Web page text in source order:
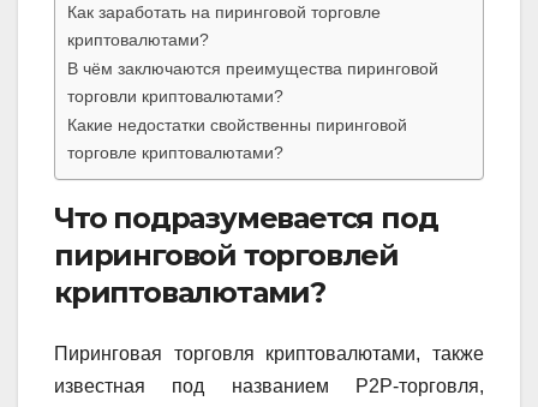
Как заработать на пиринговой торговле
криптовалютами?
В чём заключаются преимущества пиринговой
торговли криптовалютами?
Какие недостатки свойственны пиринговой
торговле криптовалютами?
Что подразумевается под
пиринговой торговлей
криптовалютами?
Пиринговая торговля криптовалютами, также
известная под названием P2P-торговля,